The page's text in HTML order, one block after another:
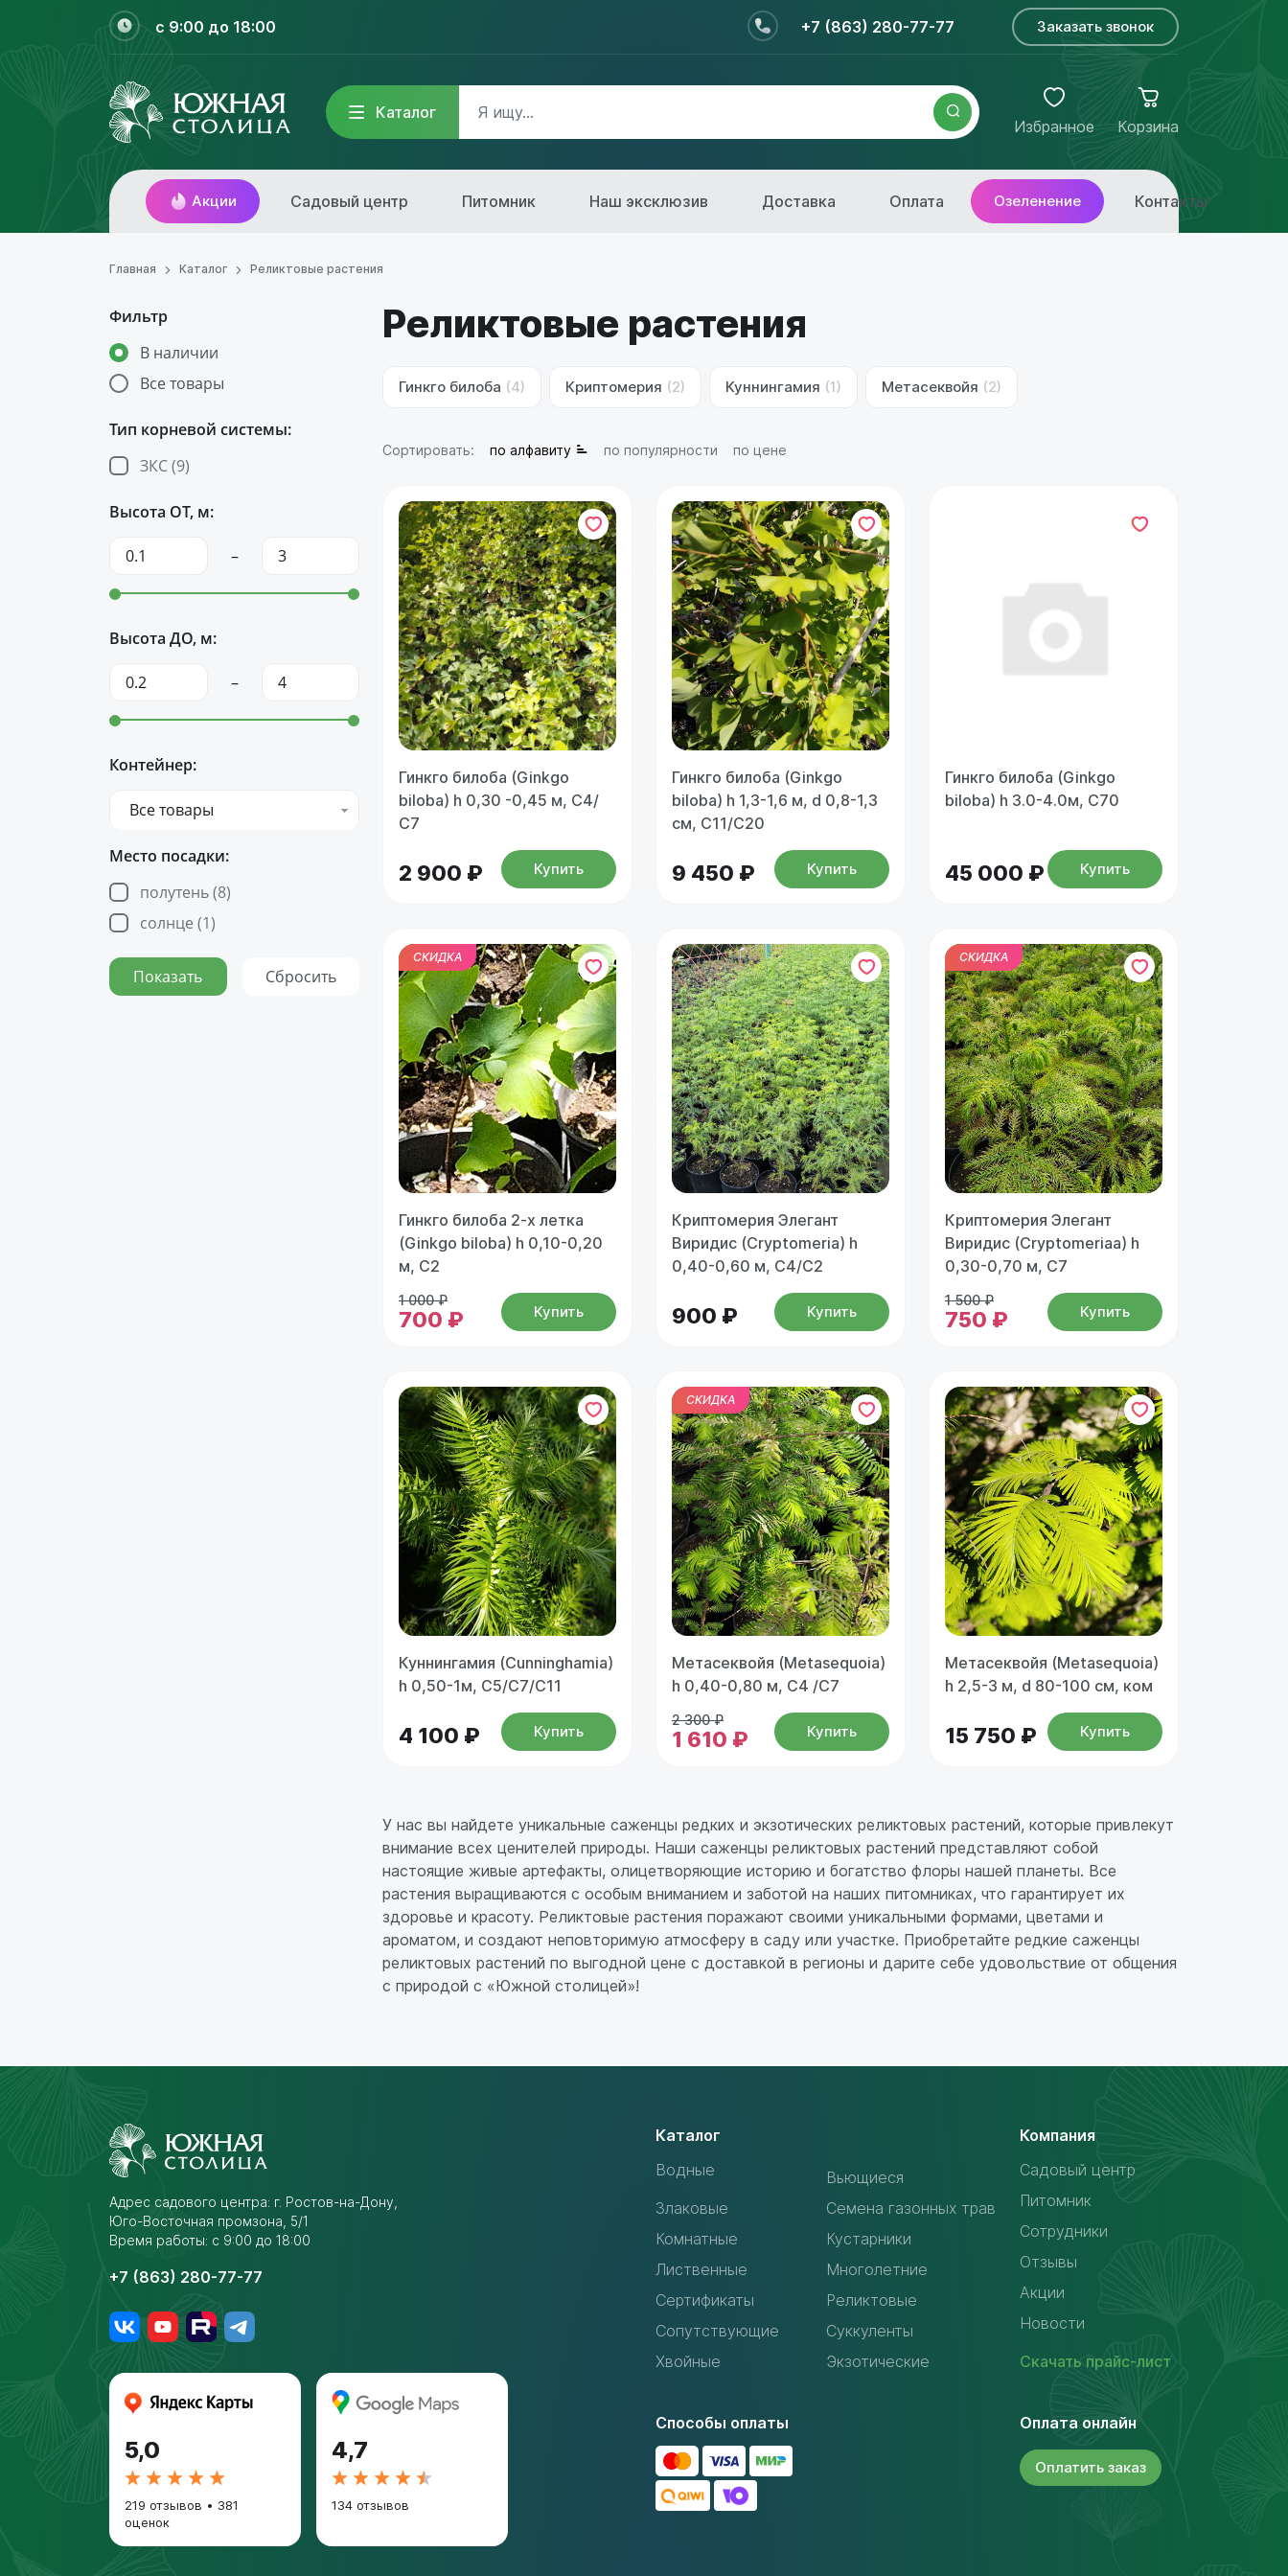
с 9:00 до 18:00 +7 (863) 280-77-77 Заказать звонок
Каталог
Избранное Корзина
Акции Садовый центр Питомник Наш эксклюзив Доставка Оплата Озеленение Контакты
Главная Каталог Реликтовые растения
Фильтр
В наличии
Все товары
Тип корневой системы:
ЗКС (9)
Высота ОТ, м:
–
Высота ДО, м:
–
Контейнер:
Все товары
Место посадки:
полутень (8)
солнце (1)
Реликтовые растения
Гинкго билоба (4) Криптомерия (2) Куннингамия (1) Метасеквойя (2)
Сортировать: по алфавиту по популярности по цене
Гинкго билоба (Ginkgo
biloba) h 0,30 -0,45 м, С4/
С7
2 900 ₽ Купить
Гинкго билоба (Ginkgo
biloba) h 1,3-1,6 м, d 0,8-1,3
см, С11/С20
9 450 ₽ Купить
Гинкго билоба (Ginkgo
biloba) h 3.0-4.0м, С70
45 000 ₽ Купить
СКИДКА
Гинкго билоба 2-х летка
(Ginkgo biloba) h 0,10-0,20
м, С2
1 000 ₽
700 ₽ Купить
Криптомерия Элегант
Виридис (Cryptomeria) h
0,40-0,60 м, С4/С2
900 ₽ Купить
СКИДКА
Криптомерия Элегант
Виридис (Cryptomeriaa) h
0,30-0,70 м, С7
1 500 ₽
750 ₽ Купить
Куннингамия (Cunninghamia)
h 0,50-1м, С5/С7/С11
4 100 ₽ Купить
СКИДКА
Метасеквойя (Metasequoia)
h 0,40-0,80 м, С4 /С7
2 300 ₽
1 610 ₽ Купить
Метасеквойя (Metasequoia)
h 2,5-3 м, d 80-100 см, ком
15 750 ₽ Купить
У нас вы найдете уникальные саженцы редких и экзотических реликтовых растений, которые привлекут
внимание всех ценителей природы. Наши саженцы реликтовых растений представляют собой
настоящие живые артефакты, олицетворяющие историю и богатство флоры нашей планеты. Все
растения выращиваются с особым вниманием и заботой на наших питомниках, что гарантирует их
здоровье и красоту. Реликтовые растения поражают своими уникальными формами, цветами и
ароматом, и создают неповторимую атмосферу в саду или участке. Приобретайте редкие саженцы
реликтовых растений по выгодной цене с доставкой в регионы и дарите себе удовольствие от общения
с природой с «Южной столицей»!
Адрес садового центра: г. Ростов-на-Дону,
Юго-Восточная промзона, 5/1
Время работы: с 9:00 до 18:00
+7 (863) 280-77-77
5,0
219 отзывов • 381
оценок
4,7
134 отзывов
Каталог
Водные
Вьющиеся
Злаковые
Семена газонных трав
Комнатные
Кустарники
Лиственные
Многолетние
Сертификаты
Реликтовые
Сопутствующие
Суккуленты
Хвойные
Экзотические
Компания
Садовый центр
Питомник
Сотрудники
Отзывы
Акции
Новости
Скачать прайс-лист
Способы оплаты Оплата онлайн
Оплатить заказ